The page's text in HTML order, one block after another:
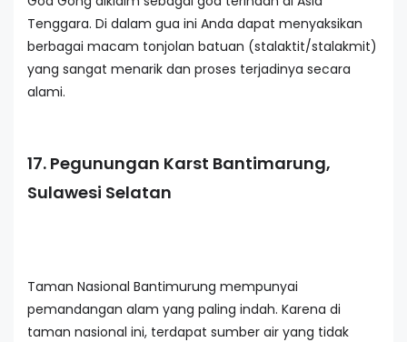
Tenggara. Di dalam gua ini Anda dapat menyaksikan
berbagai macam tonjolan batuan (stalaktit/stalakmit)
yang sangat menarik dan proses terjadinya secara
alami.
17. Pegunungan Karst Bantimarung,
Sulawesi Selatan
Taman Nasional Bantimurung mempunyai
pemandangan alam yang paling indah. Karena di
taman nasional ini, terdapat sumber air yang tidak